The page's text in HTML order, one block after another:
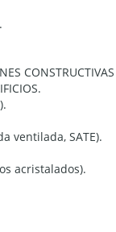
ventilada, SATE).
acristalados).